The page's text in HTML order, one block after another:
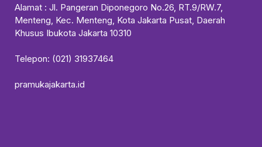
Alamat : Jl. Pangeran Diponegoro No.26, RT.9/RW.7,
Menteng, Kec. Menteng, Kota Jakarta Pusat, Daerah
Khusus Ibukota Jakarta 10310
Telepon: (021) 31937464
pramukajakarta.id